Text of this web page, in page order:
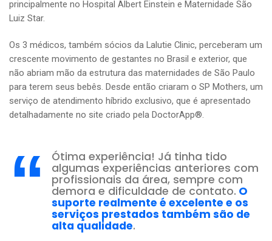
principalmente no Hospital Albert Einstein e Maternidade São
Luiz Star.
Os 3 médicos, também sócios da Lalutie Clinic, perceberam um
crescente movimento de gestantes no Brasil e exterior, que
não abriam mão da estrutura das maternidades de São Paulo
para terem seus bebês. Desde então criaram o SP Mothers, um
serviço de atendimento híbrido exclusivo, que é apresentado
detalhadamente no site criado pela DoctorApp®.
Ótima experiência! Já tinha tido
algumas experiências anteriores com
profissionais da área, sempre com
demora e dificuldade de contato. O
suporte realmente é excelente e os
serviços prestados também são de
alta qualidade.